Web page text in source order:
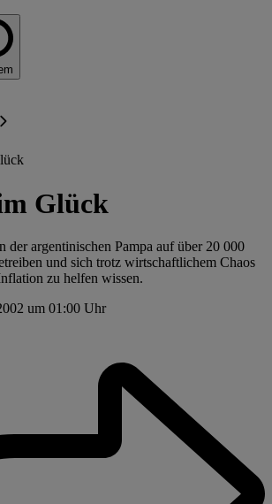
Glück
der argentinischen Pampa auf über 20 000
und sich trotz wirtschaftlichem Chaos
zu helfen wissen.
um 01:00 Uhr